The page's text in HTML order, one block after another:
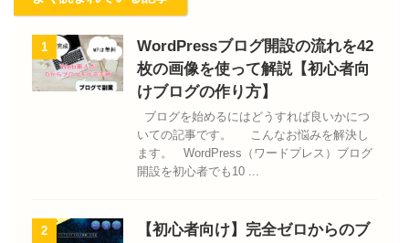
1
WordPressブログ開設の流れを42
枚の画像を使って解説【初心者向
けブログの作り方】
ブログを始めるにはどうすれば良いかにつ
いての記事です。 こんなお悩みを解決し
ます。 WordPress（ワードプレス）ブログ
開設を初心者でも10 ...
2
【初心者向け】完全ゼロからのブ